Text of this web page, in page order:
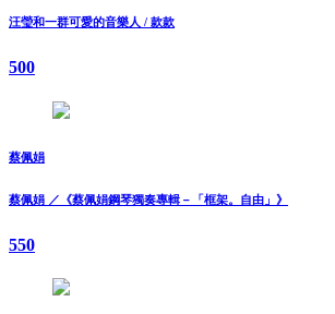
汪瑩和一群可愛的音樂人 / 款款
500
蔡佩娟
蔡佩娟 ／《蔡佩娟鋼琴獨奏專輯－「框架。自由」》
550